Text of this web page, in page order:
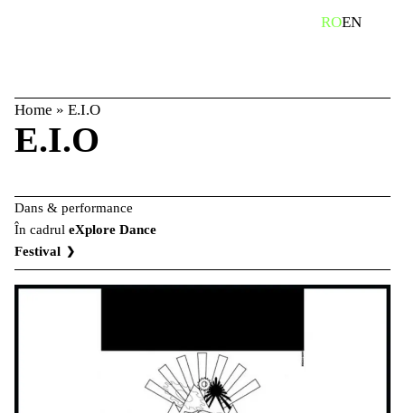
ROEN
Home » E.I.O
E.I.O
Dans & performance
În cadrul eXplore Dance
Festival